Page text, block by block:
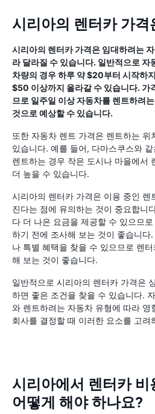
시리아의 렌터카 가격
시리아의 렌터카 가격은 임대하려는
라 달라질 수 있습니다. 일반적으로 자
차량의 경우 하루 약 $20부터 시작하
$50 이상까지 올라갈 수 있습니다. 가
므로 일주일 이상 자동차를 렌트하려
것으로 예상할 수 있습니다.
또한 자동차 렌트 가격은 렌트하는 위
있습니다. 예를 들어, 다마스쿠스와
렌트하는 경우 작은 도시나 마을에서
더 높을 수 있습니다.
시리아의 렌터카 가격은 이용 중인 렌
진다는 점에 유의하는 것이 중요합니
다 더 나은 요금을 제공할 수 있으므
하기 전에 조사해 보는 것이 좋습니다
나 특별 혜택을 찾을 수 있으므로 렌
해 보는 것이 좋습니다.
일반적으로 시리아의 렌터카 가격은
하면 좋은 조건을 찾을 수 있습니다.
와 렌트하려는 자동차 유형에 따라 영
회사를 결정할 때 이러한 요소를 고려
시리아에서 렌터카 비
어떻게 해야 하나요?